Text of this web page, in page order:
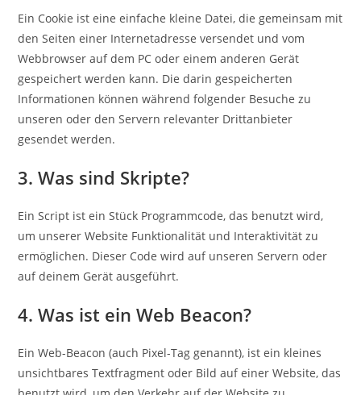
Ein Cookie ist eine einfache kleine Datei, die gemeinsam mit
den Seiten einer Internetadresse versendet und vom
Webbrowser auf dem PC oder einem anderen Gerät
gespeichert werden kann. Die darin gespeicherten
Informationen können während folgender Besuche zu
unseren oder den Servern relevanter Drittanbieter
gesendet werden.
3. Was sind Skripte?
Ein Script ist ein Stück Programmcode, das benutzt wird,
um unserer Website Funktionalität und Interaktivität zu
ermöglichen. Dieser Code wird auf unseren Servern oder
auf deinem Gerät ausgeführt.
4. Was ist ein Web Beacon?
Ein Web-Beacon (auch Pixel-Tag genannt), ist ein kleines
unsichtbares Textfragment oder Bild auf einer Website, das